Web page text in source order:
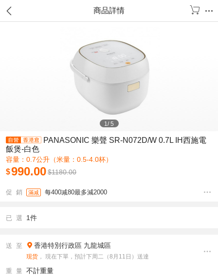
商品詳情
1/5
PANASONIC 樂聲 SR-N072D/W 0.7L IH西施電
飯煲-白色
容量：0.7公升（米量：0.5-4.0杯）
$990.00$1180.00
促 銷 滿减 每400减80最多減2000
已 選 1件
送 至 香港特別行政區 九龍城區
现货 ， 現在下單，預計下周二（8月11日）送達
重 量 不計重量